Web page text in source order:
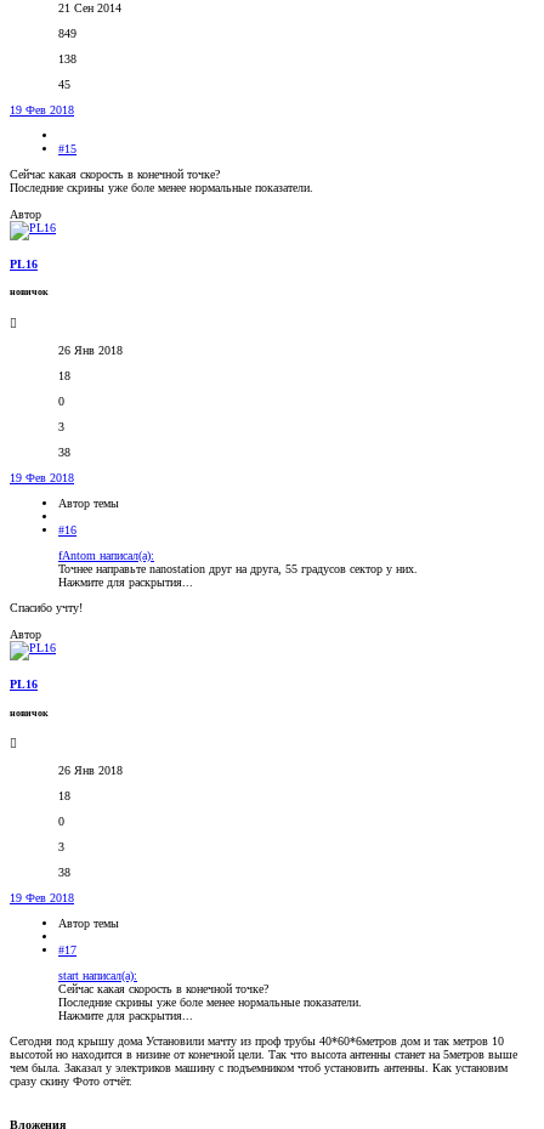
21 Сен 2014
849
138
45
19 Фев 2018
#15
Сейчас какая скорость в конечной точке?
Последние скрины уже боле менее нормальные показатели.
Автор
PL16
новичок
26 Янв 2018
18
0
3
38
19 Фев 2018
Автор темы
#16
fAntom написал(а):
Точнее направьте nanostation друг на друга, 55 градусов сектор у них.
Нажмите для раскрытия...
Спасибо учту!
Автор
PL16
новичок
26 Янв 2018
18
0
3
38
19 Фев 2018
Автор темы
#17
start написал(а):
Сейчас какая скорость в конечной точке?
Последние скрины уже боле менее нормальные показатели.
Нажмите для раскрытия...
Сегодня под крышу дома Установили мачту из проф трубы 40*60*6метров дом и так метров 10
высотой но находится в низине от конечной цели. Так что высота антенны станет на 5метров выше
чем была. Заказал у электриков машину с подъемником чтоб установить антенны. Как установим
сразу скину Фото отчёт.
Вложения